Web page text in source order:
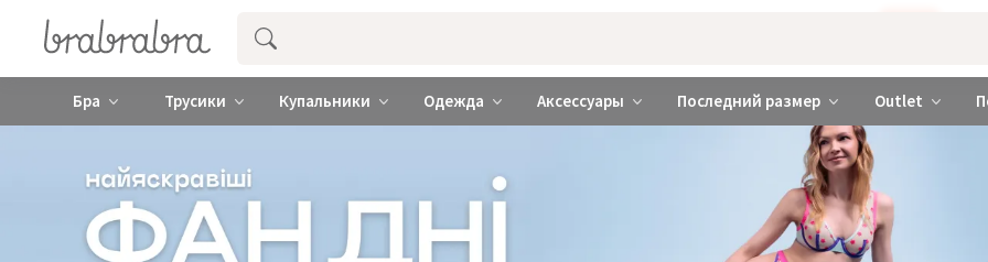
Купить нижнее женское белье ❤️ brabrabra ❤️ Киев и Украина
Бра Трусики Купальники Одежда Аксессуары Последний размер Outlet